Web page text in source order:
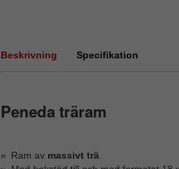
Beskrivning Specifikation
Peneda träram
Ram av massivt trä